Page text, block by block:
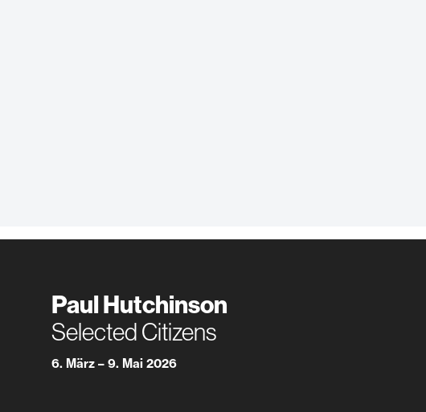
Paul Hutchinson
Selected Citizens
6. März – 9. Mai 2026